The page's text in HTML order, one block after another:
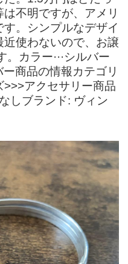
不明ですが、アメリ
。シンプルなデザイ
使わないので、お譲
カラー···シルバー
ー商品の情報カテゴリ
アクセサリー商品
しブランド: ヴィン